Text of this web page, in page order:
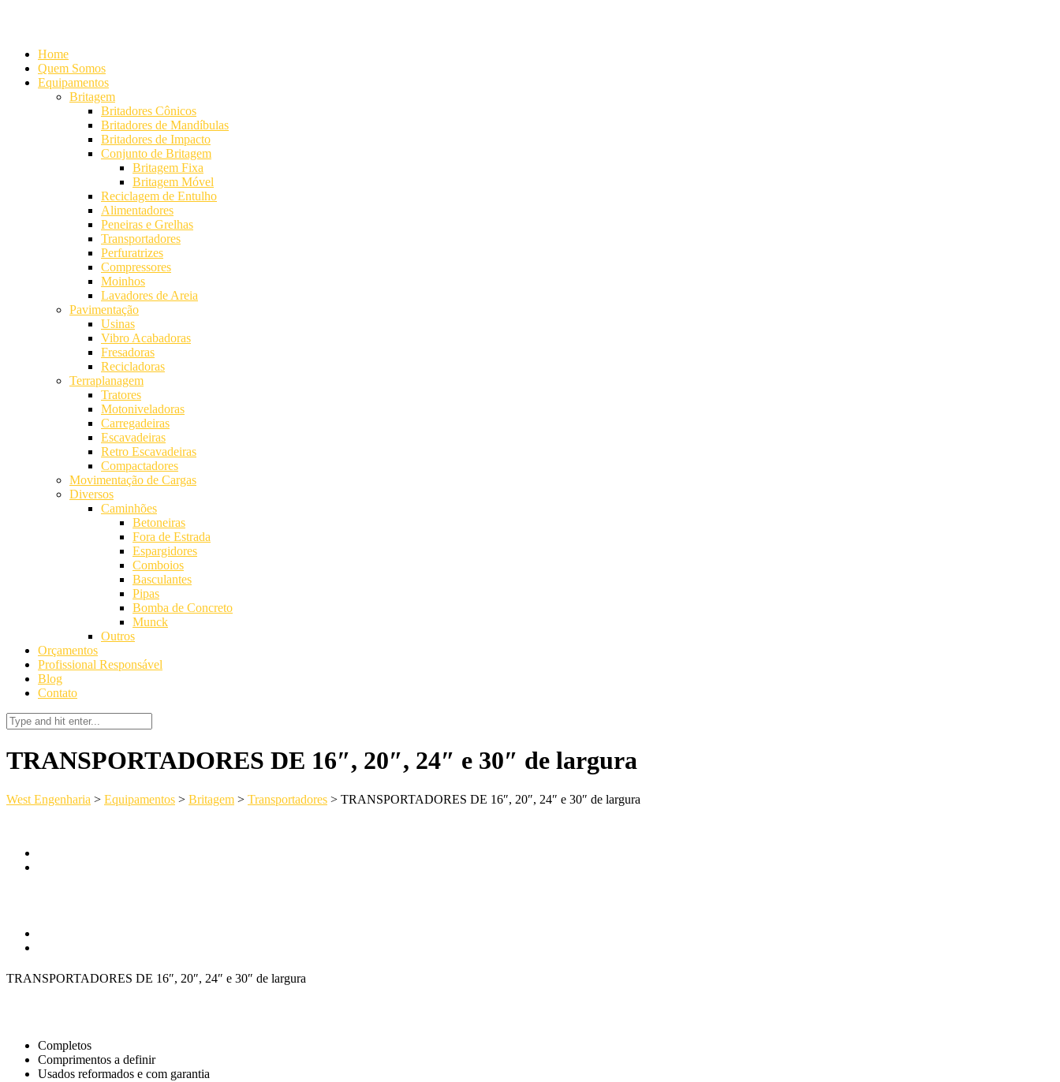
Home
Quem Somos
Equipamentos
Britagem
Britadores Cônicos
Britadores de Mandíbulas
Britadores de Impacto
Conjunto de Britagem
Britagem Fixa
Britagem Móvel
Reciclagem de Entulho
Alimentadores
Peneiras e Grelhas
Transportadores
Perfuratrizes
Compressores
Moinhos
Lavadores de Areia
Pavimentação
Usinas
Vibro Acabadoras
Fresadoras
Recicladoras
Terraplanagem
Tratores
Motoniveladoras
Carregadeiras
Escavadeiras
Retro Escavadeiras
Compactadores
Movimentação de Cargas
Diversos
Caminhões
Betoneiras
Fora de Estrada
Espargidores
Comboios
Basculantes
Pipas
Bomba de Concreto
Munck
Outros
Orçamentos
Profissional Responsável
Blog
Contato
TRANSPORTADORES DE 16″, 20″, 24″ e 30″ de largura
West Engenharia > Equipamentos > Britagem > Transportadores > TRANSPORTADORES DE 16″, 20″, 24″ e 30″ de largura
TRANSPORTADORES DE 16″, 20″, 24″ e 30″ de largura
Completos
Comprimentos a definir
Usados reformados e com garantia